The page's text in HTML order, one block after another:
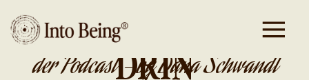
DA IST GOLD
DRIN
der Podcast - by Dana Schwandt